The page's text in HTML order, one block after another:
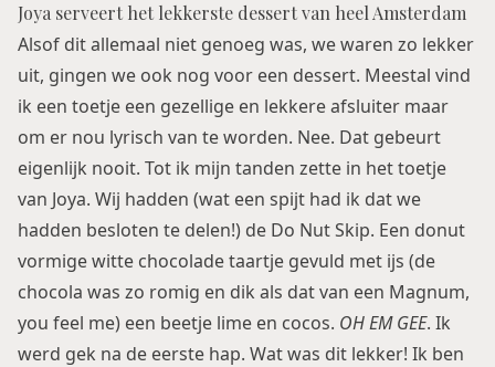
Joya serveert het lekkerste dessert van heel Amsterdam
Alsof dit allemaal niet genoeg was, we waren zo lekker
uit, gingen we ook nog voor een dessert. Meestal vind
ik een toetje een gezellige en lekkere afsluiter maar
om er nou lyrisch van te worden. Nee. Dat gebeurt
eigenlijk nooit. Tot ik mijn tanden zette in het toetje
van Joya. Wij hadden (wat een spijt had ik dat we
hadden besloten te delen!) de Do Nut Skip. Een donut
vormige witte chocolade taartje gevuld met ijs (de
chocola was zo romig en dik als dat van een Magnum,
you feel me) een beetje lime en cocos. OH EM GEE. Ik
werd gek na de eerste hap. Wat was dit lekker! Ik ben